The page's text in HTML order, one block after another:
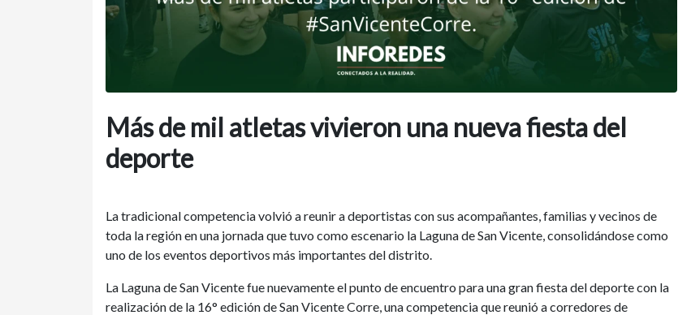
Más de mil atletas vivieron una nueva fiesta del
deporte
La tradicional competencia volvió a reunir a deportistas con sus acompañantes, familias y vecinos de
toda la región en una jornada que tuvo como escenario la Laguna de San Vicente, consolidándose como
uno de los eventos deportivos más importantes del distrito.
La Laguna de San Vicente fue nuevamente el punto de encuentro para una gran fiesta del deporte con la
realización de la 16° edición de San Vicente Corre, una competencia que reunió a corredores de